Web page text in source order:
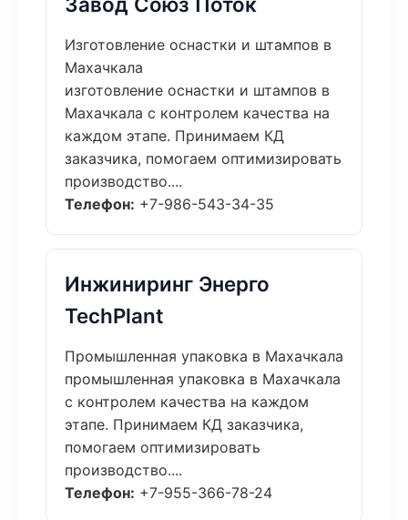
Изготовление оснастки и штампов в
Махачкала
изготовление оснастки и штампов в
Махачкала с контролем качества на
каждом этапе. Принимаем КД
заказчика, помогаем оптимизировать
производство....
Телефон: +7-986-543-34-35
Инжиниринг Энерго
TechPlant
Промышленная упаковка в Махачкала
промышленная упаковка в Махачкала
с контролем качества на каждом
этапе. Принимаем КД заказчика,
помогаем оптимизировать
производство....
Телефон: +7-955-366-78-24